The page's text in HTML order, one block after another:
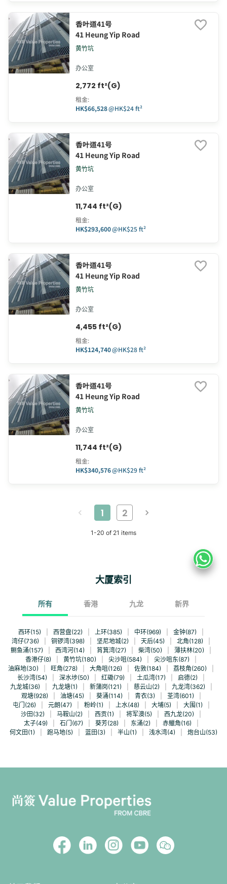
香叶道41号
41 Heung Yip Road
黄竹坑
办公室
2,772 ft²(G)
租金:
HK$66,528@HK$24 ft²
香叶道41号
41 Heung Yip Road
黄竹坑
办公室
11,744 ft²(G)
租金:
HK$293,600@HK$25 ft²
香叶道41号
41 Heung Yip Road
黄竹坑
办公室
4,455 ft²(G)
租金:
HK$124,740@HK$28 ft²
香叶道41号
41 Heung Yip Road
黄竹坑
办公室
11,744 ft²(G)
租金:
HK$340,576@HK$29 ft²
1 2
1-20 of 21 items
大厦索引
所有 香港 九龙 新界
西环(15) 西营盘(22) 上环(385) 中环(969) 金钟(87)
湾仔(736)
铜锣湾(398) 坚尼地城(2) 天后(45) 北角(128)
鲗鱼涌(157)
西湾河(14) 筲箕湾(27) 柴湾(50) 薄扶林(20)
香港仔(8)
黄竹坑(180) 尖沙咀(584) 尖沙咀东(87)
油麻地(30)
旺角(278) 大角咀(126) 佐敦(184) 荔枝角(260)
长沙湾(54)
深水埗(50) 红磡(79) 土瓜湾(17) 启德(2)
九龙城(36)
九龙塘(1) 新蒲岗(121) 慈云山(2) 九龙湾(362)
观塘(928)
油塘(45) 葵涌(114) 青衣(3) 荃湾(601)
屯门(26)
元朗(47) 粉岭(1) 上水(48) 大埔(5) 大围(1)
沙田(32)
马鞍山(2) 西贡(1) 将军澳(5) 西九龙(20)
太子(49)
石门(67) 葵芳(28) 东涌(2) 赤鱲角(16)
何文田(1)
跑马地(5) 蓝田(3) 半山(1) 浅水湾(4) 炮台山(53)